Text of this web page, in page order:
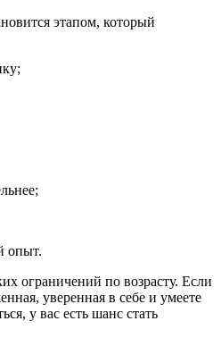
этапом, который
опыт.
ограничений по возрасту. Если
уверенная в себе и умеете
у вас есть шанс стать